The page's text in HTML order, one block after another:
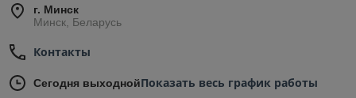
г. Минск
Минск, Беларусь
Контакты
Сегодня выходнойПоказать весь график работы